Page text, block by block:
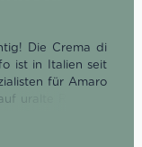
Die Crema di
ist in Italien seit
für Amaro
uralte Rezepte
Zitronen aus